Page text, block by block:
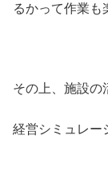
るかって作業も
その上、施設の
経営シミュレー